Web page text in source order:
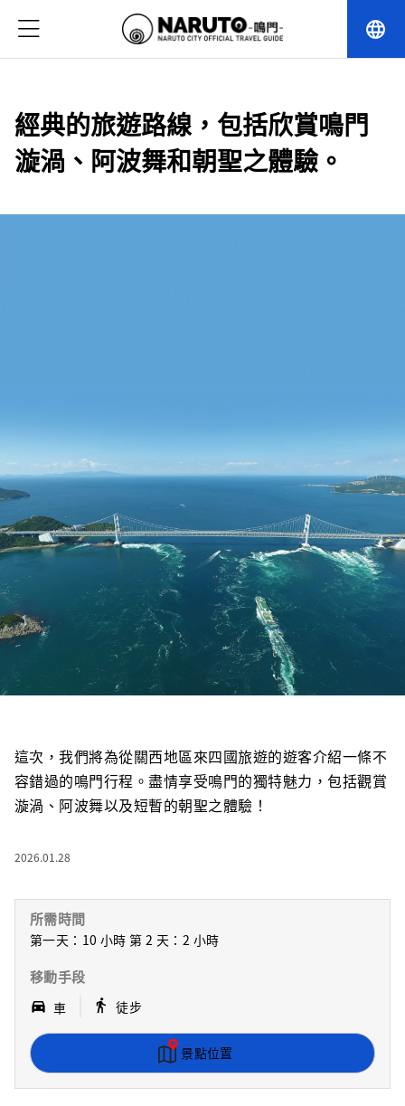
language
經典的旅遊路線，包括欣賞鳴門
漩渦、阿波舞和朝聖之體驗。
這次，我們將為從關西地區來四國旅遊的遊客介紹一條不
容錯過的鳴門行程。盡情享受鳴門的獨特魅力，包括觀賞
漩渦、阿波舞以及短暫的朝聖之體驗！
2026.01.28
所需時間
第一天：10 小時 第 2 天：2 小時
移動手段
directions_car_filled 車 directions_walk 徒步
景點位置